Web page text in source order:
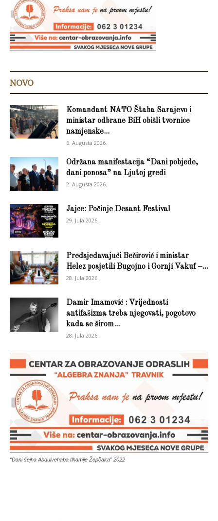
NOVO
Komandant NATO Štaba Sarajevo i
ministar odbrane BiH obišli tvornice
namjenske...
6. Augusta 2026.
Održana manifestacija “Dani pobjede,
dani ponosa” na Ljutoj gredi
2. Augusta 2026.
Jajce: Počinje Desant Festival
29. Jula 2026.
Predsjedavajući Bečirović i ministar
Helez posjetili Bugojno i Gornji Vakuf –...
28. Jula 2026.
Damir Imamović : Vrijednosti
antifašizma treba njegovati, pogotovo
kada se širom...
28. Jula 2026.
“Dani šejha Abdulvehaba Ilhamije Žepčaka” 2022